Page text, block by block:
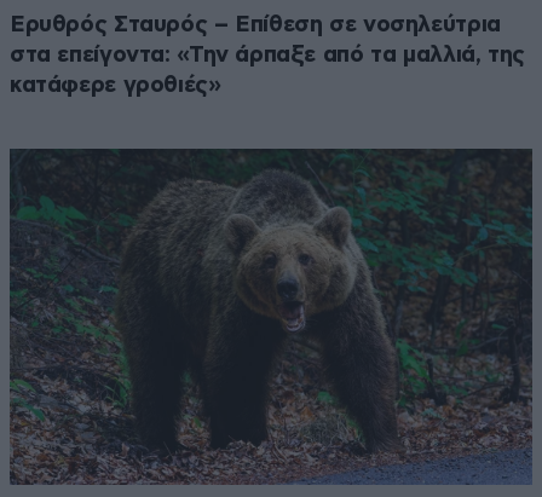
Ερυθρός Σταυρός – Επίθεση σε νοσηλεύτρια
στα επείγοντα: «Την άρπαξε από τα μαλλιά, της
κατάφερε γροθιές»